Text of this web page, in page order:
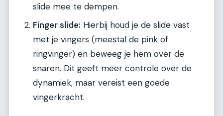
slide mee te dempen.
Finger slide: Hierbij houd je de slide vast
met je vingers (meestal de pink of
ringvinger) en beweeg je hem over de
snaren. Dit geeft meer controle over de
dynamiek, maar vereist een goede
vingerkracht.